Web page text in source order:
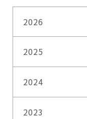
2026
2025
2024
2023